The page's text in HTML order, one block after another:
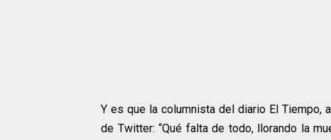
Y es que la columnista del diario El
de Twitter: “Qué falta de todo, llorando la